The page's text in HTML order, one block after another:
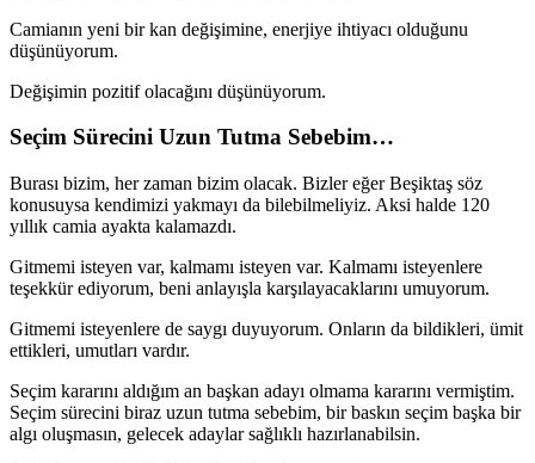
Camianın yeni bir kan değişimine, enerjiye ihtiyacı olduğunu
düşünüyorum.
Değişimin pozitif olacağını düşünüyorum.
Seçim Sürecini Uzun Tutma Sebebim…
Burası bizim, her zaman bizim olacak. Bizler eğer Beşiktaş söz
konusuysa kendimizi yakmayı da bilebilmeliyiz. Aksi halde 120
yıllık camia ayakta kalamazdı.
Gitmemi isteyen var, kalmamı isteyen var. Kalmamı isteyenlere
teşekkür ediyorum, beni anlayışla karşılayacaklarını umuyorum.
Gitmemi isteyenlere de saygı duyuyorum. Onların da bildikleri, ümit
ettikleri, umutları vardır.
Seçim kararını aldığım an başkan adayı olmama kararını vermiştim.
Seçim sürecini biraz uzun tutma sebebim, bir baskın seçim başka bir
algı oluşmasın, gelecek adaylar sağlıklı hazırlanabilsin.